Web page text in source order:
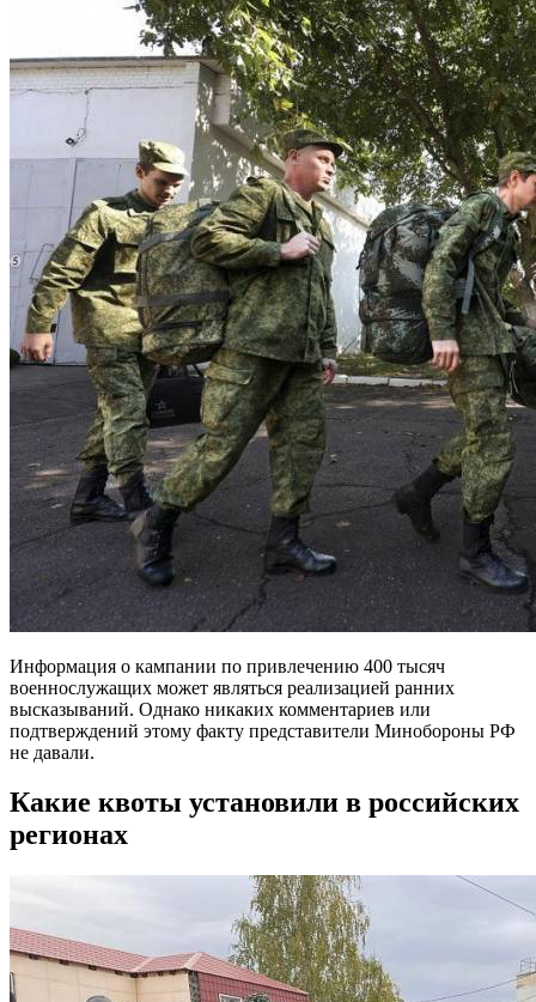
Информация о кампании по привлечению 400 тысяч
военнослужащих может являться реализацией ранних
высказываний. Однако никаких комментариев или
подтверждений этому факту представители Минобороны РФ
не давали.
Какие квоты установили в российских
регионах